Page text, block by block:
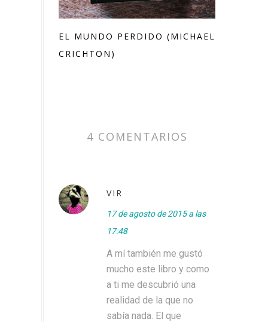
EL MUNDO PERDIDO (MICHAEL
CRICHTON)
4 COMENTARIOS
VIR
17 de agosto de 2015 a las
17:48
A mí también me gustó
mucho este libro y como
a ti me descubrió una
realidad de la que no
sabía nada. El que